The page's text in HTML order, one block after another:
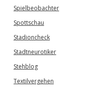
Spielbeobachter
Spottschau
Stadioncheck
Stadtneurotiker
Stehblog
Textilvergehen